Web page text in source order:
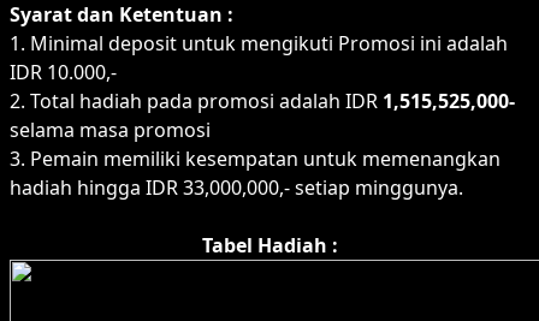
Syarat dan Ketentuan :
1. Minimal deposit untuk mengikuti Promosi ini adalah
IDR 10.000,-
2. Total hadiah pada promosi adalah IDR 1,515,525,000-
selama masa promosi
3. Pemain memiliki kesempatan untuk memenangkan
hadiah hingga IDR 33,000,000,- setiap minggunya.
Tabel Hadiah :